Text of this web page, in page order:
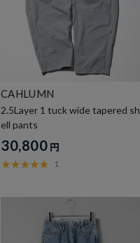
CAHLUMN
2.5Layer 1 tuck wide tapered sh
ell pants
30,800 円
1